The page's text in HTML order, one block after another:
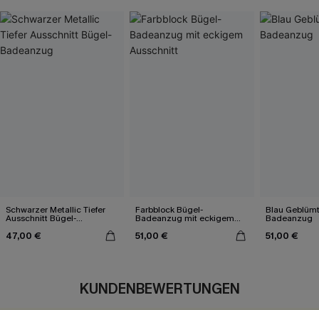
Schwarzer Metallic Tiefer
Ausschnitt Bügel-
47,00 €
Farbblock Bügel-
Badeanzug mit eckigem
51,00 €
Blau
Badeanzug
51,00 €
KUNDENBEWERTUNGEN